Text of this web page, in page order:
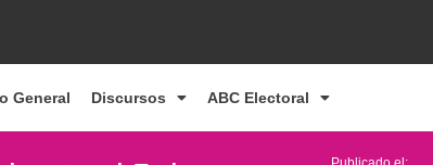
General Discursos ABC Electoral